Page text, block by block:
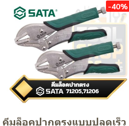
-40%
คีมล็อคปากตรงแบบปลดเร็ว